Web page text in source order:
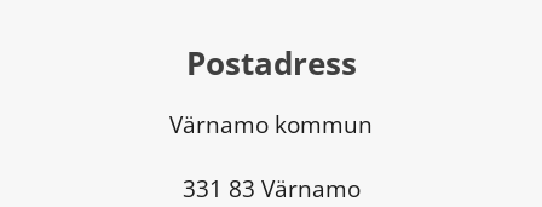
Postadress
Värnamo kommun
331 83 Värnamo